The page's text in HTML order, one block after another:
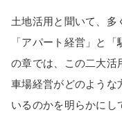
土地活用と聞いて、多
「アパート経営」と
の章では、この二大活
車場経営がどのような
いるのかを明らかにし